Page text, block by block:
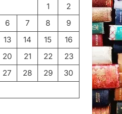
1
2
6 7 8
9
13 14 15
16
20 21 22
23
27 28 29
30